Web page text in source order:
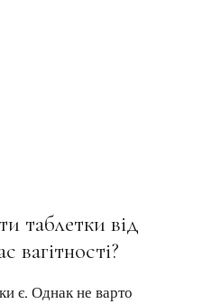
таблетки від
вагітності?
є. Однак не варто